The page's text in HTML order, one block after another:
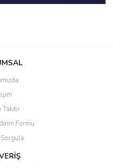
siz yapın!
Yaz
görüntülenemiyor.
bulunuyor.
pahalı.
olmalı.
Takibi
Formu